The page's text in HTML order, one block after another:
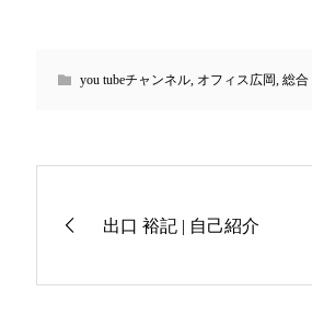
you tubeチャンネル, オフィス広岡, 総合
出口 裕記 | 自己紹介